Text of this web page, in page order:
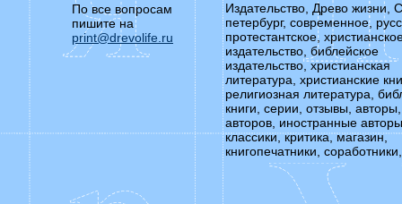
По все вопросам
пишите на
print@drevolife.ru
Издательство, Древо жизни,
петербург, современное,
протестантское,
издательство, библейское
издательство, христианская
литература, христианские
религиозная литература,
книги, серии, отзывы,
авторов, иностранные
классики, критика, магазин,
книгопечатники,